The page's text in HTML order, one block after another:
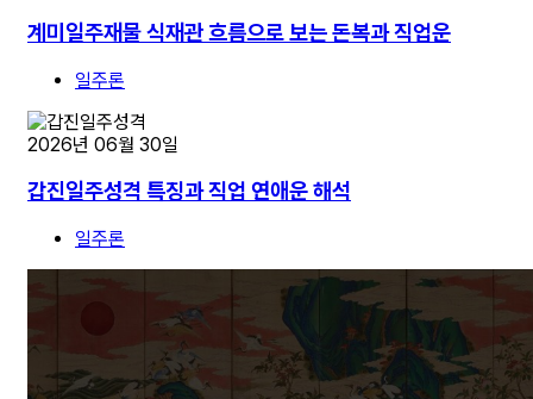
계미일주재물 식재관 흐름으로 보는 돈복과 직업운
일주론
2026년 06월 30일
갑진일주성격 특징과 직업 연애운 해석
일주론